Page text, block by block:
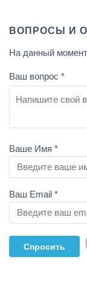
ВОПРОСЫ И
На данный
Ваш вопрос *
Ваше Имя *
Ваш Email *